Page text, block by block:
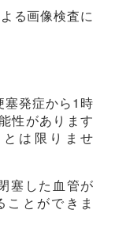
る画像検査に
塞発症から1時
性があります
は限りませ
塞した血管が
とができま